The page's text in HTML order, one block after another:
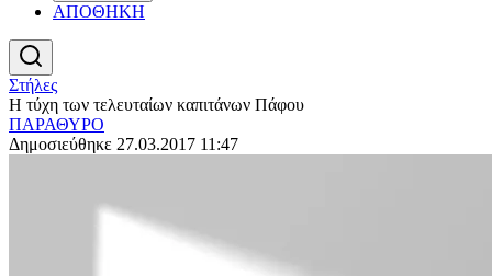
ΑΠΟΘΗΚΗ
Στήλες
Η τύχη των τελευταίων καπιτάνων Πάφου
ΠΑΡΑΘΥΡΟ
Δημοσιεύθηκε 27.03.2017 11:47